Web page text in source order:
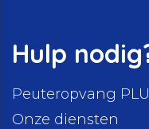
Hulp
Peuteropvang
Onze diensten